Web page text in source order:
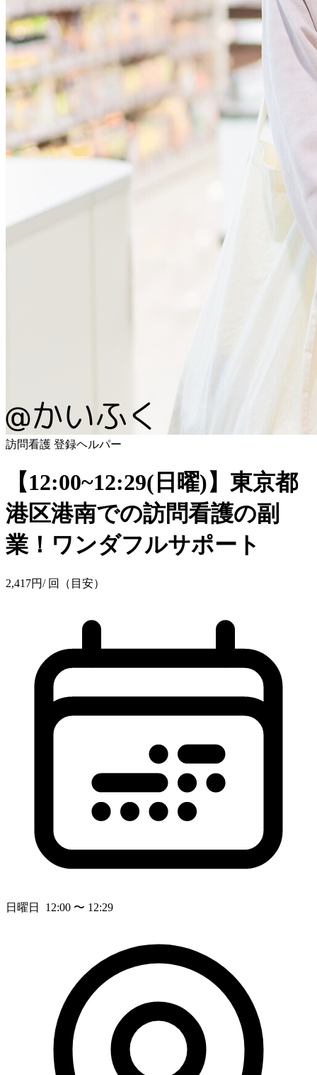
訪問看護 登録ヘルパー
【12:00~12:29(日曜)】東京都
港区港南での訪問看護の副
業！ワンダフルサポート
2,417円/ 回（目安）
日曜日 12:00 〜 12:29